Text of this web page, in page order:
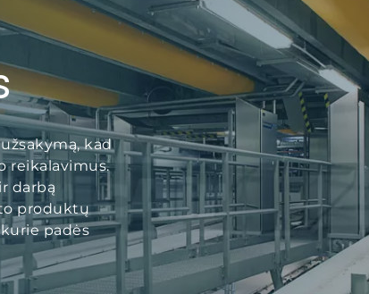
kad
reikalavimus.
darbą
produktų
padės